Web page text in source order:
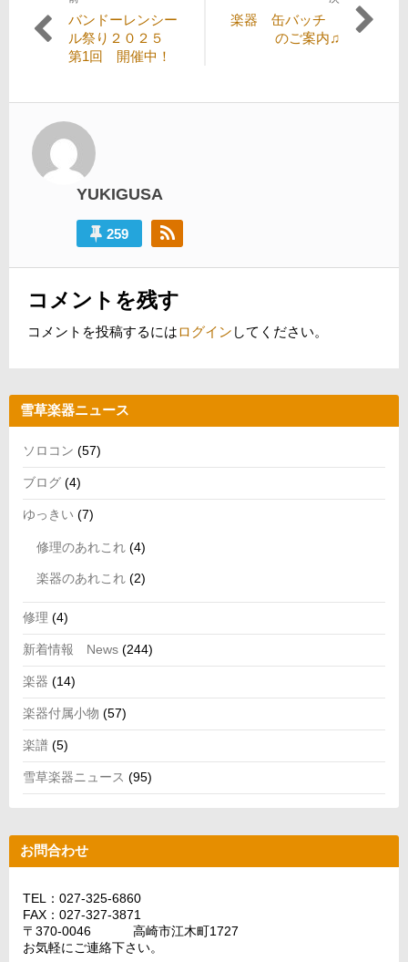
稿
ゲ
ー
シ
過
去
の
バンドーレンシー
ル祭り２０２５
第1回 開催中！
次楽器 缶バッチ
のご案内♫
YUKIGUSA
259
コメントを残す
コメントを投稿するにはログイン してください。
雪草楽器ニュース
ソロコン (57)
ブログ (4)
ゆっきい (7)
修理のあれこれ (4)
楽器のあれこれ (2)
修理 (4)
新着情報 News (244)
楽器 (14)
楽器付属小物 (57)
楽譜 (5)
雪草楽器ニュース (95)
お問合わせ
TEL：027-325-6860
FAX：027-327-3871
〒370-0046 高崎市江木町1727
お気軽にご連絡下さい。